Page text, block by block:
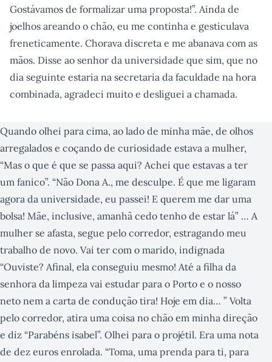
Gostávamos de formalizar uma proposta!”. Ainda de
joelhos areando o chão, eu me continha e gesticulava
freneticamente. Chorava discreta e me abanava com as
mãos. Disse ao senhor da universidade que sim, que no
dia seguinte estaria na secretaria da faculdade na hora
combinada, agradeci muito e desliguei a chamada.
Quando olhei para cima, ao lado de minha mãe, de olhos
arregalados e coçando de curiosidade estava a mulher,
“Mas o que é que se passa aqui? Achei que estavas a ter
um fanico”. “Não Dona A., me desculpe. É que me ligaram
agora da universidade, eu passei! E querem me dar uma
bolsa! Mãe, inclusive, amanhã cedo tenho de estar lá” … A
mulher se afasta, segue pelo corredor, estragando meu
trabalho de novo. Vai ter com o marido, indignada
“Ouviste? Afinal, ela conseguiu mesmo! Até a filha da
senhora da limpeza vai estudar para o Porto e o nosso
neto nem a carta de condução tira! Hoje em dia… ” Volta
pelo corredor, atira uma coisa no chão em minha direção
e diz “Parabéns isabel”. Olhei para o projétil. Era uma nota
de dez euros enrolada. “Toma, uma prenda para ti, para